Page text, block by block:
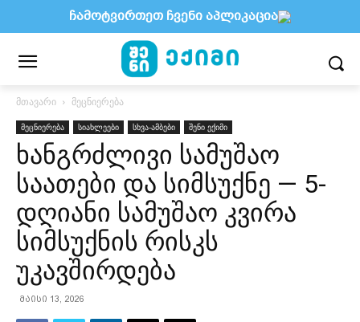
მთავარი მეცნიერება
მეცნიერება სიახლეები სხვა-ამბები შენი ექიმი
ხანგრძლივი სამუშაო
საათები და სიმსუქნე — 5-
დღიანი სამუშაო კვირა
სიმსუქნის რისკს
უკავშირდება
მაისი 13, 2026
ჩამოტვირთეთ ჩვენი აპლიკაცია